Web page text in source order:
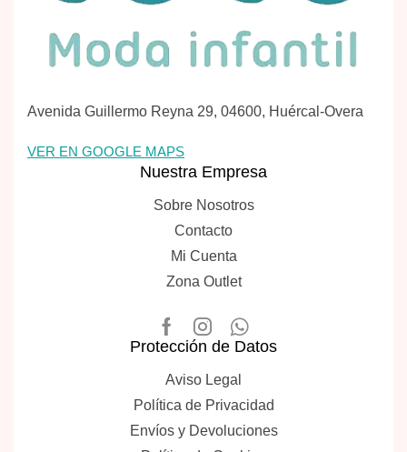
Avenida Guillermo Reyna 29, 04600, Huércal-Overa
VER EN GOOGLE MAPS
Nuestra Empresa
Sobre Nosotros
Contacto
Mi Cuenta
Zona Outlet
Protección de Datos
Aviso Legal
Política de Privacidad
Envíos y Devoluciones